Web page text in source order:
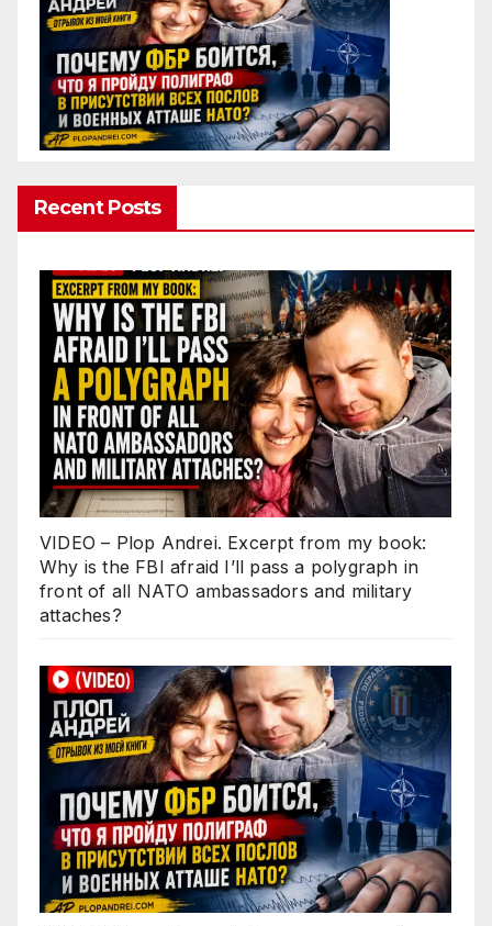
Recent Posts
VIDEO – Plop Andrei. Excerpt from my book:
Why is the FBI afraid I’ll pass a polygraph in
front of all NATO ambassadors and military
attaches?